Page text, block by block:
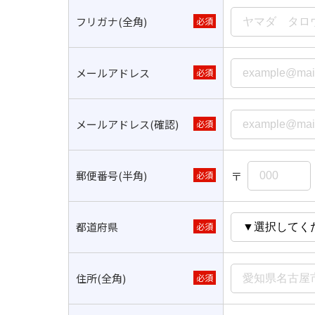
フリガナ(全角) 必須
メールアドレス 必須
メールアドレス(確認) 必須
郵便番号(半角) 必須 〒
都道府県 必須
住所(全角) 必須